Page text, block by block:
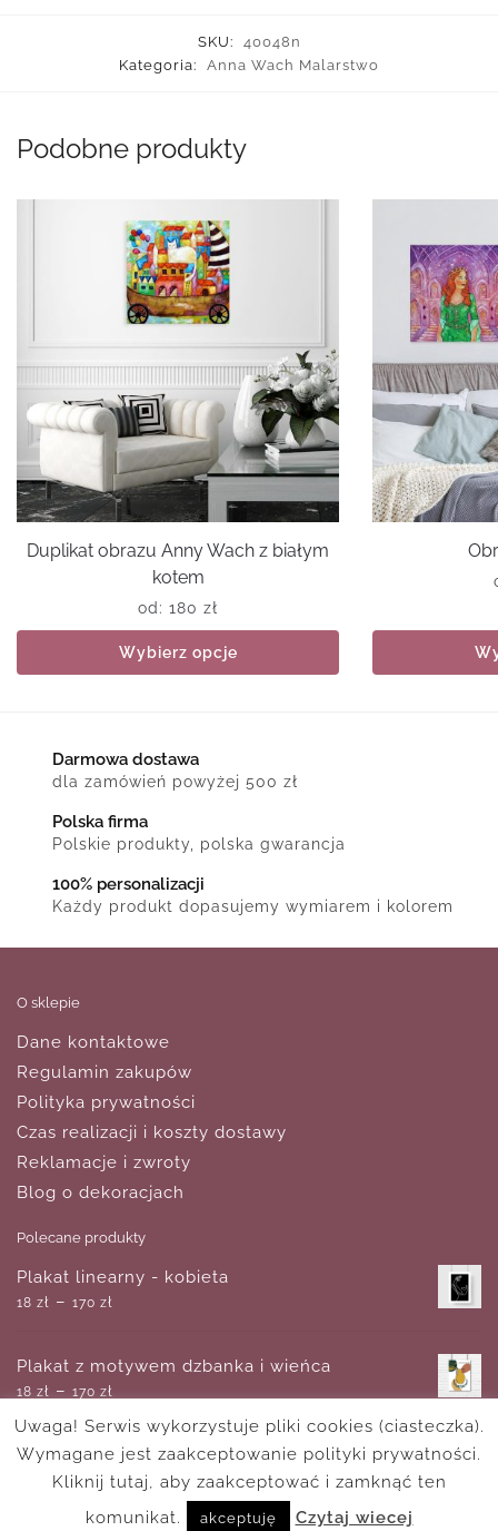
SKU:
40048n
Kategoria:
Anna Wach Malarstwo
Podobne produkty
Duplikat obrazu Anny Wach z białym
kotem
od: 180 zł
Wybierz opcje
Darmowa dostawa
dla zamówień powyżej 500 zł
Polska firma
Polskie produkty, polska gwarancja
100% personalizacji
Każdy produkt dopasujemy wymiarem i kolorem
O sklepie
Dane kontaktowe
Regulamin zakupów
Polityka prywatności
Czas realizacji i koszty dostawy
Reklamacje i zwroty
Blog o dekoracjach
Polecane produkty
Plakat linearny - kobieta
18 zł – 170 zł
Plakat z motywem dzbanka i wieńca
18 zł – 170 zł
Tapeta z motywem marmurowych wzorów
zł–1,080 zł
Uwaga! Serwis wykorzystuje pliki cookies (ciasteczka).
Wymagane jest zaakceptowanie polityki prywatności.
Kliknij tutaj, aby zaakceptować i zamknąć ten
komunikat.
akceptuję Czytaj wiecej